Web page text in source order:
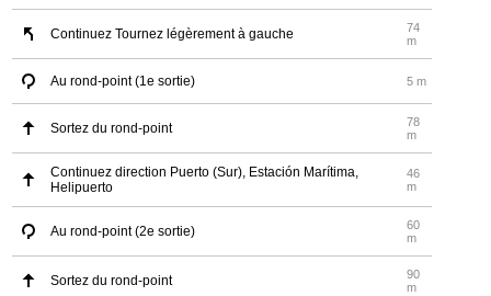
Continuez Tournez légèrement à gauche
74
m
Au rond-point (1e sortie) 5 m
Sortez du rond-point
78
m
Continuez direction Puerto (Sur), Estación Marítima,
Helipuerto
46
m
Au rond-point (2e sortie)
60
m
Sortez du rond-point
90
m